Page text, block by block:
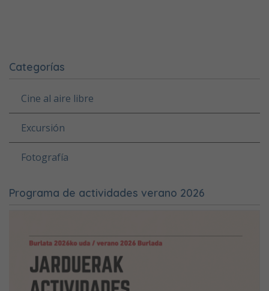
Categorías
Cine al aire libre
Excursión
Fotografía
Programa de actividades verano 2026